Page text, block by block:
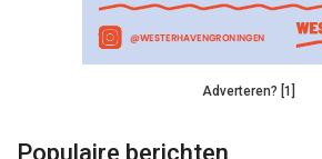
Adverteren? [1]
Populaire berichten